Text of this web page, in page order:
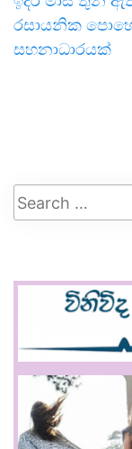
රසායනික
සහනාධාරයක්